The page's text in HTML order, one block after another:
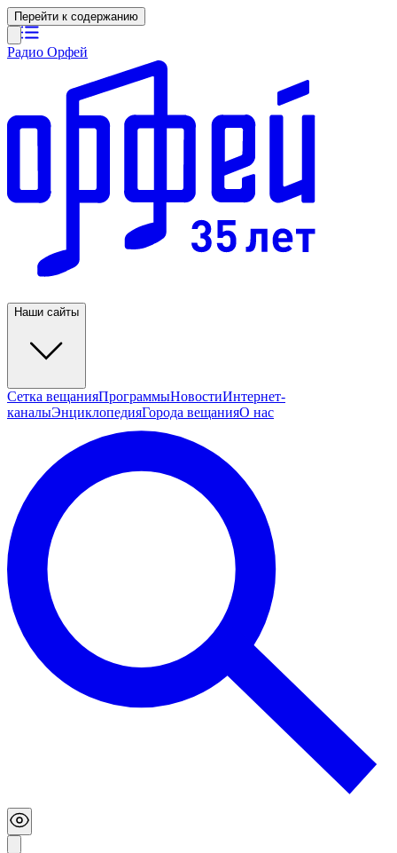
Перейти к содержанию
Радио Орфей
Наши сайты
Сетка вещанияПрограммыНовостиИнтернет-
каналыЭнциклопедияГорода вещанияО нас